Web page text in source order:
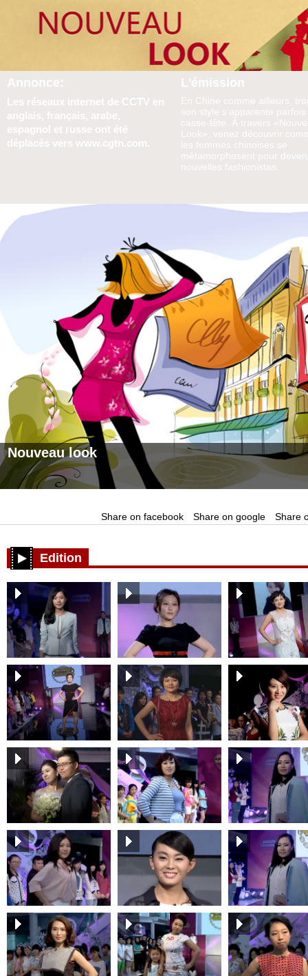
Annonce:
Les réseaux internet de CCTV en
anglais, français, arabe,
espagnol et russe ont été
déplacés vers www.cgtn.com.
L'émission
En Chine comme ailleurs,
son style s’apparente
casse-tête. À travers
Look», venez découvrir
les femmes chinoises se
métamorphosent pour
nouvelles fashionistas.
Nouveau look
Share on facebook Share on google Share
Edition